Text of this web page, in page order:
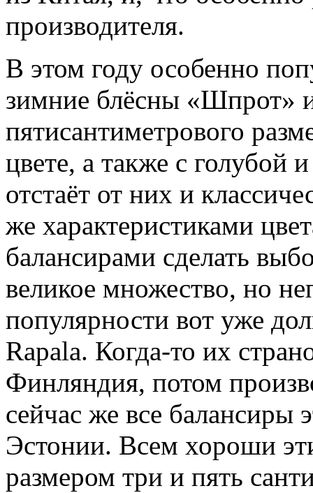
производителя.
В этом году особенно
зимние блёсны «Шпрот»
пятисантиметрового
цвете, а также с голубой
отстаёт от них и
же характеристиками
балансирами сделать
великое множество, но
популярности вот уже
Rapala. Когда-то их
Финляндия, потом
сейчас же все балансиры
Эстонии. Всем хороши
размером три и пять